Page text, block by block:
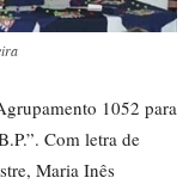
1052 para
Com letra de
Maria Inês